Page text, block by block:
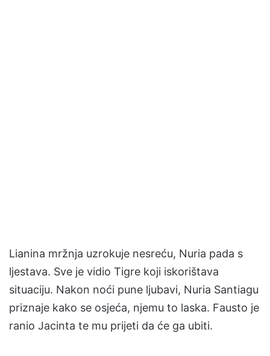
Lianina mržnja uzrokuje nesreću, Nuria pada s
ljestava. Sve je vidio Tigre koji iskorištava
situaciju. Nakon noći pune ljubavi, Nuria Santiagu
priznaje kako se osjeća, njemu to laska. Fausto je
ranio Jacinta te mu prijeti da će ga ubiti.